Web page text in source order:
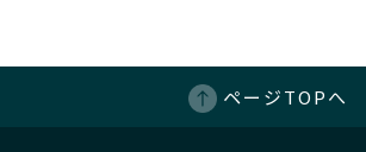
ページTOPへ